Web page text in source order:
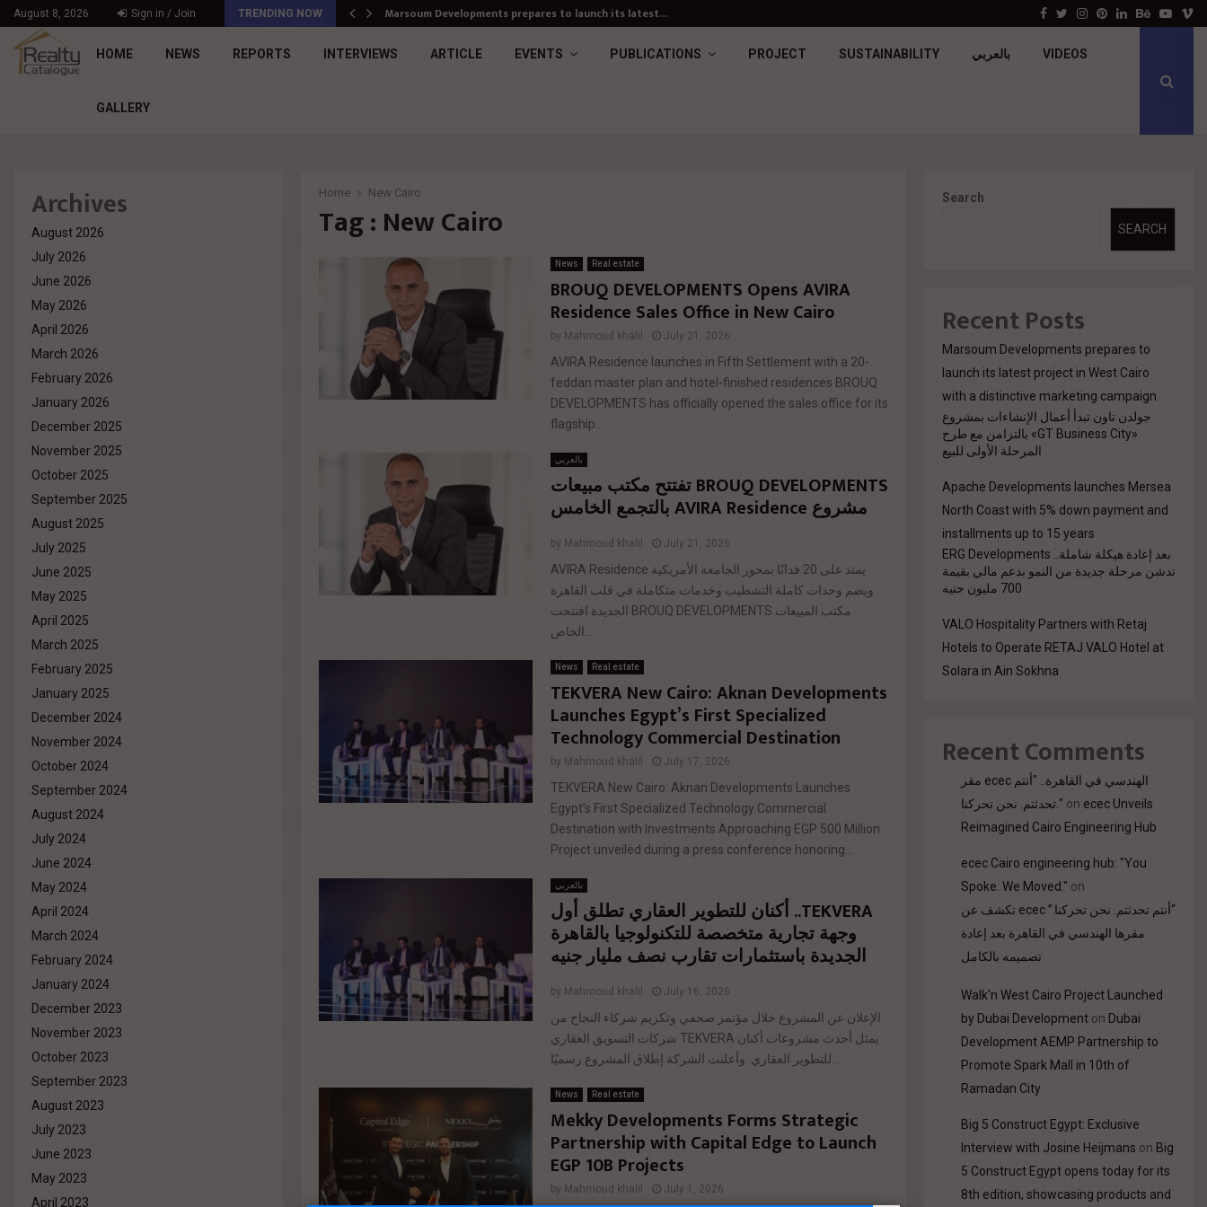
August 8, 2026 Sign in / Join TRENDING NOW د. محمد راشد: Market Dynamics أصبحت المعيار… Marsoum Developments prepares to launch its latest… جولدن تاون تبدأ أعمال الإنشاءات بمشروع «GT…Facebook
Twitter
Instagram
Pinterest
LinkedinBehance
HOME NEWS REPORTS INTERVIEWS ARTICLE EVENTS PUBLICATIONS PROJECT SUSTAINABILITY بالعربي VIDEOS
GALLERY
Home New Cairo
Tag : New Cairo
News Real estate
BROUQ DEVELOPMENTS Opens AVIRA
Residence Sales Office in New Cairo
by Mahmoud khalil July 21, 2026
AVIRA Residence launches in Fifth Settlement with a 20-
feddan master plan and hotel-finished residences BROUQ
DEVELOPMENTS has officially opened the sales office for its
flagship...
بالعربي
BROUQ DEVELOPMENTS تفتتح مكتب مبيعات
مشروع AVIRA Residence بالتجمع الخامس
by Mahmoud khalil July 21, 2026
AVIRA Residence يمتد على 20 فدانًا بمحور الجامعة الأمريكية
ويضم وحدات كاملة التشطيب وخدمات متكاملة في قلب القاهرة
الجديدة افتتحت BROUQ DEVELOPMENTS مكتب المبيعات
News Real estate
TEKVERA New Cairo: Aknan Developments
Launches Egypt’s First Specialized
Technology Commercial Destination
by Mahmoud khalil July 17, 2026
TEKVERA New Cairo: Aknan Developments Launches
Egypt’s First Specialized Technology Commercial
Destination with Investments Approaching EGP 500 Million
Project unveiled during a press conference honoring...
بالعربي
TEKVERA.. أكنان للتطوير العقاري تطلق أول
وجهة تجارية متخصصة للتكنولوجيا بالقاهرة
الجديدة باستثمارات تقارب نصف مليار جنيه
by Mahmoud khalil July 16, 2026
الإعلان عن المشروع خلال مؤتمر صحفي وتكريم شركاء النجاح من
شركات التسويق العقاري TEKVERA يمثل أحدث مشروعات أكنان
News Real estate
Mekky Developments Forms Strategic
Partnership with Capital Edge to Launch
EGP 10B Projects
by Mahmoud khalil July 1, 2026
Archives
August 2026
July 2026
June 2026
May 2026
April 2026
March 2026
February 2026
January 2026
December 2025
November 2025
October 2025
September 2025
August 2025
July 2025
June 2025
May 2025
April 2025
March 2025
February 2025
January 2025
December 2024
November 2024
October 2024
September 2024
August 2024
July 2024
June 2024
May 2024
April 2024
March 2024
February 2024
January 2024
December 2023
November 2023
October 2023
September 2023
August 2023
July 2023
June 2023
May 2023
April 2023
Search
SEARCH
Recent Posts
Marsoum Developments prepares to
launch its latest project in West Cairo
with a distinctive marketing campaign
جولدن تاون تبدأ أعمال الإنشاءات بمشروع
«GT Business City» بالتزامن مع طرح
المرحلة الأولى للبيع
Apache Developments launches Mersea
North Coast with 5% down payment and
installments up to 15 years
بعد إعادة هيكلة شاملة.. ERG Developments
تدشن مرحلة جديدة من النمو بدعم مالي بقيمة
700 مليون جنيه
VALO Hospitality Partners with Retaj
Hotels to Operate RETAJ VALO Hotel at
Solara in Ain Sokhna
Recent Comments
مقر ecec الهندسي في القاهرة.. "أنتم
تحدثتم. نحن تحركنا." on ecec Unveils
Reimagined Cairo Engineering Hub
ecec Cairo engineering hub: "You
Spoke. We Moved." on
“أنتم تحدثتم. نحن تحركنا.” ecec تكشف عن
مقرها الهندسي في القاهرة بعد إعادة
تصميمه بالكامل
Walk'n West Cairo Project Launched
by Dubai Development on Dubai
Development AEMP Partnership to
Promote Spark Mall in 10th of
Ramadan City
Big 5 Construct Egypt: Exclusive
Interview with Josine Heijmans on Big
5 Construct Egypt opens today for its
8th edition, showcasing products and